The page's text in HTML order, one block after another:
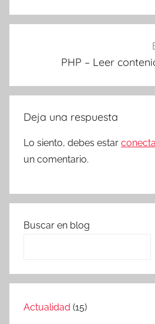
PHP – Leer
Deja una respuesta
Lo siento, debes estar
un comentario.
Buscar en blog
Actualidad (15)